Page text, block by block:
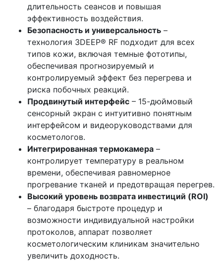
длительность сеансов и повышая
эффективность воздействия.
Безопасность и универсальность –
технология 3DEEP® RF подходит для всех
типов кожи, включая темные фототипы,
обеспечивая прогнозируемый и
контролируемый эффект без перегрева и
риска побочных реакций.
Продвинутый интерфейс – 15-дюймовый
сенсорный экран с интуитивно понятным
интерфейсом и видеоруководствами для
косметологов.
Интегрированная термокамера –
контролирует температуру в реальном
времени, обеспечивая равномерное
прогревание тканей и предотвращая перегрев.
Высокий уровень возврата инвестиций (ROI)
– благодаря быстроте процедур и
возможности индивидуальной настройки
протоколов, аппарат позволяет
косметологическим клиникам значительно
увеличить доходность.